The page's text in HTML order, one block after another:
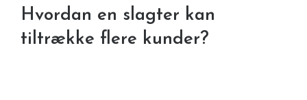
Hvordan en slagter kan
tiltrække flere kunder?